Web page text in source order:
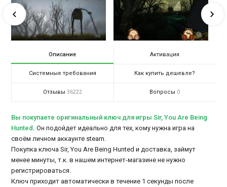
Описание Активация
Системные требования Как купить дешевле?
Отзывы 36222 Вопросы 0
Вы покупаете оригинальный ключ для игры Sir, You Are Being
Hunted . Он подойдет идеально для тех, кому нужна игра на
своём личном аккаунте steam.
Покупка ключа Sir, You Are Being Hunted и доставка, займут
менее минуты, т.к. в нашем интернет-магазине не нужно
регистрироваться.
Ключ приходит автоматически в течение 1 секунды после